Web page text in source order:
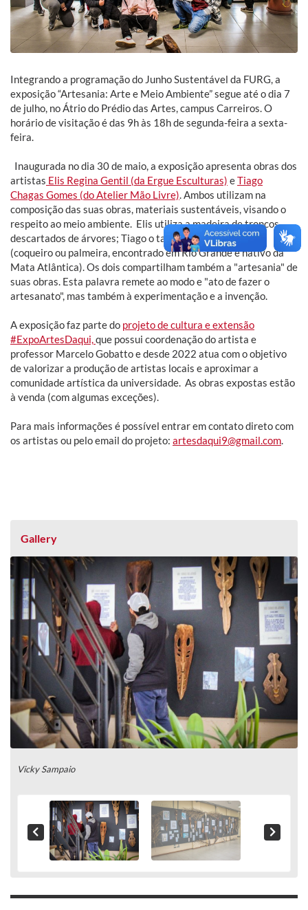
Integrando a programação do Junho Sustentável da FURG, a
exposição “Artesania: Arte e Meio Ambiente” segue até o dia 7
de julho, no Átrio do Prédio das Artes, campus Carreiros. O
horário de visitação é das 9h às 18h de segunda-feira a sexta-
feira.
Inaugurada no dia 30 de maio, a exposição apresenta obras dos
artistas Elis Regina Gentil (da Ergue Esculturas) eTiago
Chagas Gomes (do Atelier Mão Livre). Ambos utilizam na
composição das suas obras, materiais sustentáveis, visando o
respeito ao meio ambiente. Elis utiliza a madeira de troncos
descartados de árvores; Tiago o talo das folhas do Jerivá
(coqueiro ou palmeira, encontrado em Rio Grande e nativo da
Mata Atlântica). Os dois compartilham também a "artesania" de
suas obras. Esta palavra remete ao modo e "ato de fazer o
artesanato", mas também à experimentação e a invenção.
A exposição faz parte do projeto de cultura e extensão
#ExpoArtesDaqui,que possui coordenação do artista e
professor Marcelo Gobatto e desde 2022 atua com o objetivo
de valorizar a produção de artistas locais e aproximar a
comunidade artística da universidade. As obras expostas estão
à venda (com algumas exceções).
Para mais informações é possível entrar em contato direto com
os artistas ou pelo email do projeto: artesdaqui9@gmail.com.
Gallery
Vicky Sampaio